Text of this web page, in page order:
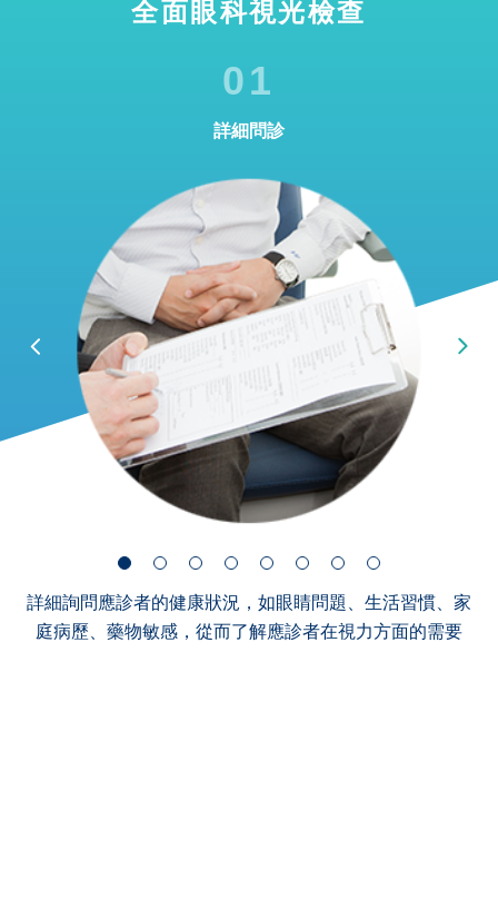
全面眼科視光檢查
01
詳細問診
詳細詢問應診者的健康狀況，如眼睛問題、生活習慣、家
庭病歷、藥物敏感，從而了解應診者在視力方面的需要